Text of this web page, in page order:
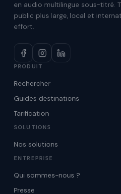
en audio multilingue sous-titré.
public plus large, local et
effort.
PRODUIT
Rechercher
Guides destinations
Tarification
SOLUTIONS
Nos solutions
ENTREPRISE
Qui sommes-nous ?
Presse